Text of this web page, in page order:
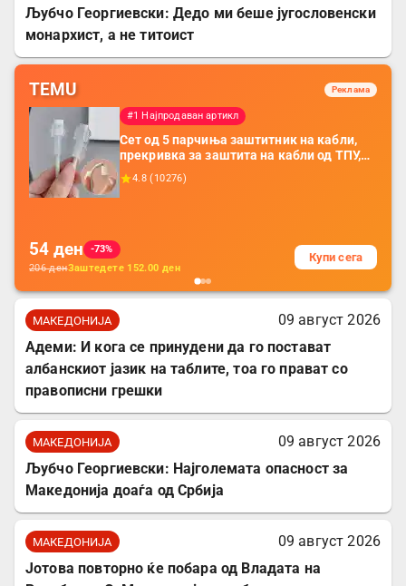
Љубчо Георгиевски: Дедо ми беше југословенски
монархист, а не титоист
TEMU Реклама
#1 Најпродаван артикл
Сет од 5 парчиња заштитник на кабли,
прекривка за заштита на кабли од ТПУ,
додатоци за заштита на кабли, без
батерија, за мобилни телефони, комплет
4.8 ( 10276)
54 ден
-73%
206денЗаштедете 152.00 ден
Купи сега
МАКЕДОНИЈА
09 август 2026
Адеми: И кога се принудени да го постават
албанскиот јазик на таблите, тоа го прават со
правописни грешки
МАКЕДОНИЈА
09 август 2026
Љубчо Георгиевски: Најголемата опасност за
Македонија доаѓа од Србија
МАКЕДОНИЈА
09 август 2026
Јотова повторно ќе побара од Владата на